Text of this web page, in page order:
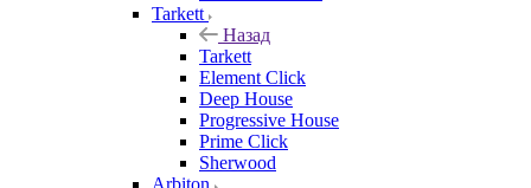
Tarkett
Назад
Tarkett
Element Click
Deep House
Progressive House
Prime Click
Sherwood
Arbiton